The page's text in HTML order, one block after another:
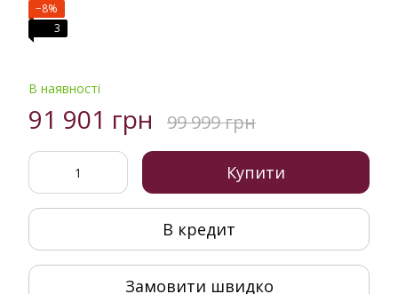
−8%
3
В наявності
91 901 грн 99 999 грн
Купити
В кредит
Замовити швидко